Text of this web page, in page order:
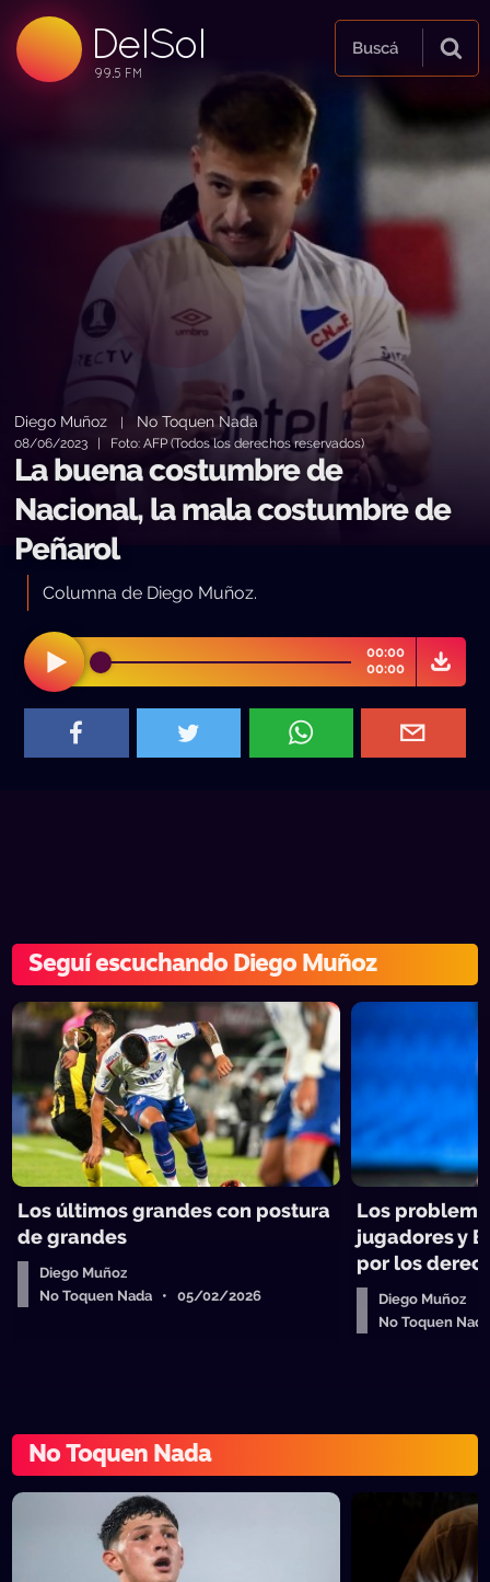
DelSol
99.5 FM
99.5 FM
99.5 FM
Buscá
Diego Muñoz No Toquen Nada
08/06/2023 | Foto: AFP (Todos los derechos reservados)
La buena costumbre de
Nacional, la mala costumbre de
Peñarol
Columna de Diego Muñoz.
00:00
00:00
Seguí escuchando Diego Muñoz
Los últimos grandes con postura
de grandes
Diego Muñoz
No Toquen Nada • 05/02/2026
Los
jugadores y
por los
Diego Muñoz
No Toquen
No Toquen Nada